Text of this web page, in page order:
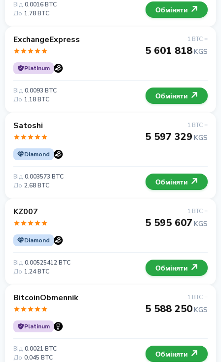
Від 0.0016 BTC
До 1.78 BTC Обміняти
ExchangeExpress
Platinum
1 BTC =
5 601 818KGS
Від 0.0093 BTC
До 1.18 BTC Обміняти
Satoshi
Diamond
1 BTC =
5 597 329 KGS
Від 0.003573 BTC
До 2.68 BTC Обміняти
KZ007
Diamond
1 BTC =
5 595 607 KGS
Від 0.00525412 BTC
До 1.24 BTC Обміняти
BitcoinObmennik
Platinum
1 BTC =
5 588 250KGS
Від 0.0021 BTC
До 0.045 BTC Обміняти